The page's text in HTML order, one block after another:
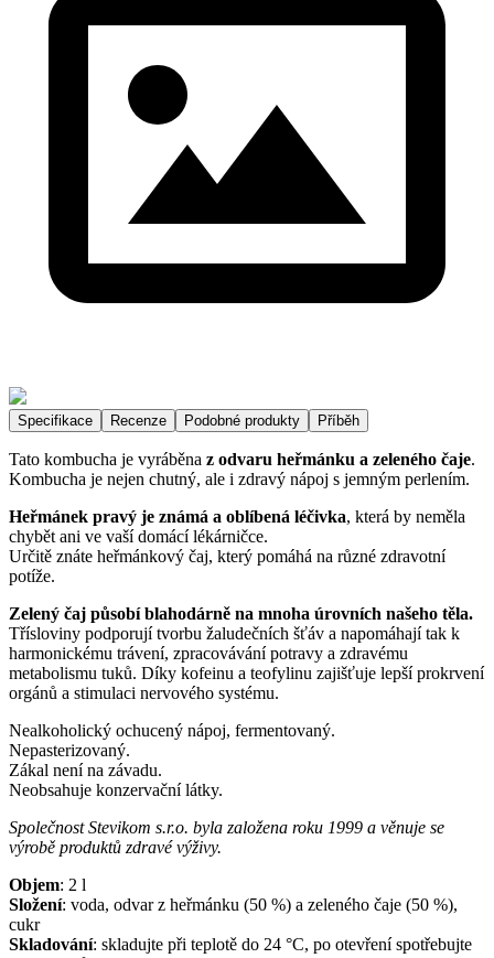
Specifikace Recenze Podobné produkty Příběh
Tato kombucha je vyráběna z odvaru heřmánku a zeleného čaje.
Kombucha je nejen chutný, ale i zdravý nápoj s jemným perlením.
Heřmánek pravý je známá a oblíbená léčivka, která by neměla
chybět ani ve vaší domácí lékárničce.
Určitě znáte heřmánkový čaj, který pomáhá na různé zdravotní
potíže.
Zelený čaj působí blahodárně na mnoha úrovních našeho těla.
Třísloviny podporují tvorbu žaludečních šťáv a napomáhají tak k
harmonickému trávení, zpracovávání potravy a zdravému
metabolismu tuků. Díky kofeinu a teofylinu zajišťuje lepší prokrvení
orgánů a stimulaci nervového systému.
Nealkoholický ochucený nápoj, fermentovaný.
Nepasterizovaný.
Zákal není na závadu.
Neobsahuje konzervační látky.
Společnost Stevikom s.r.o. byla založena roku 1999 a věnuje se
výrobě produktů zdravé výživy.
Objem: 2 l
Složení: voda, odvar z heřmánku (50 %) a zeleného čaje (50 %),
cukr
Skladování: skladujte při teplotě do 24 °C, po otevření spotřebujte